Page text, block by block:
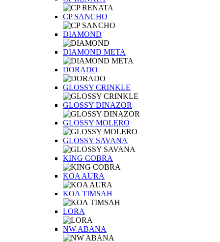
CP SANCHO
DIAMOND
DIAMOND META
DORADO
GLOSSY CRINKLE
GLOSSY DINAZOR
GLOSSY MOLERO
GLOSSY SAVANA
KING COBRA
KOA AURA
KOA TIMSAH
LORA
NW ABANA